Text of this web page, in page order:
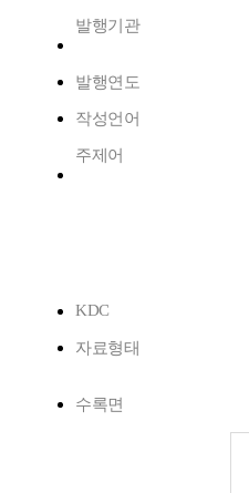
발행기관
발행연도
작성언어
주제어
KDC
자료형태
수록면